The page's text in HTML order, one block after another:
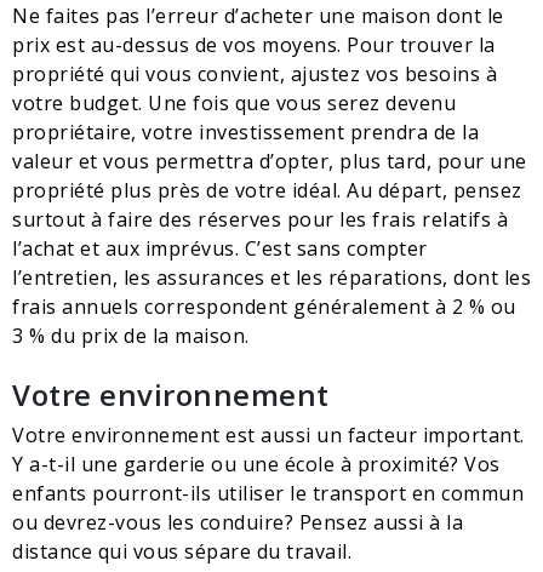
Ne faites pas l’erreur d’acheter une maison dont le
prix est au-dessus de vos moyens. Pour trouver la
propriété qui vous convient, ajustez vos besoins à
votre budget. Une fois que vous serez devenu
propriétaire, votre investissement prendra de la
valeur et vous permettra d’opter, plus tard, pour une
propriété plus près de votre idéal. Au départ, pensez
surtout à faire des réserves pour les frais relatifs à
l’achat et aux imprévus. C’est sans compter
l’entretien, les assurances et les réparations, dont les
frais annuels correspondent généralement à 2 % ou
3 % du prix de la maison.
Votre environnement
Votre environnement est aussi un facteur important.
Y a-t-il une garderie ou une école à proximité? Vos
enfants pourront-ils utiliser le transport en commun
ou devrez-vous les conduire? Pensez aussi à la
distance qui vous sépare du travail.